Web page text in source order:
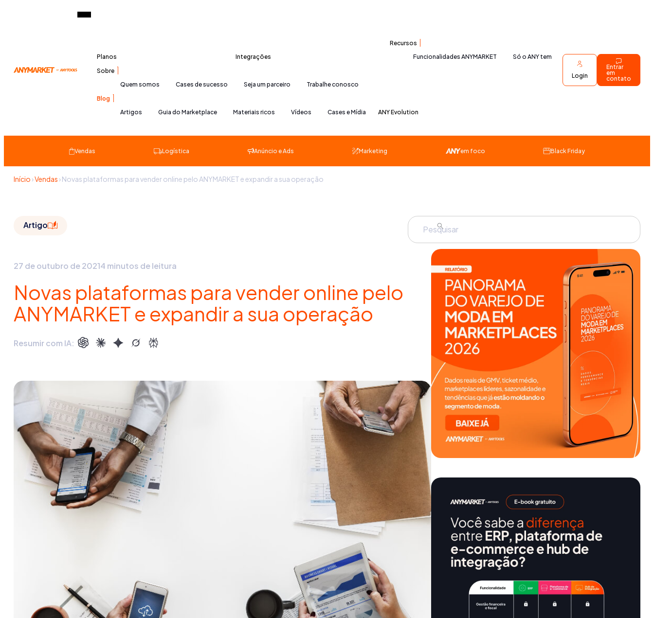
Planos Integrações
Recursos
Funcionalidades ANYMARKET
Só o ANY tem
Sobre
Quem somos
Cases de sucesso Seja um parceiro
Trabalhe conosco
Blog
Artigos
Guia do Marketplace Materiais ricos Vídeos Cases e Mídia ANY Evolution
Login
Entrar
em
contato
Vendas Logística Anúncio e Ads Marketing em foco Black Friday
Início ›Vendas ›Novas plataformas para vender online pelo ANYMARKET e expandir a sua operação
Artigo
27 de outubro de 20214 minutos de leitura
Novas plataformas para vender online pelo
ANYMARKET e expandir a sua operação
Resumir com IA: